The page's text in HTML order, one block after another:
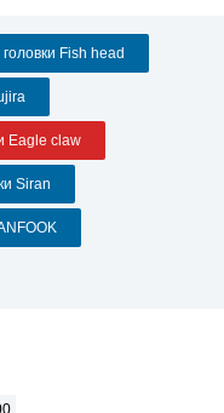
Fish head
Eagle claw
Siran